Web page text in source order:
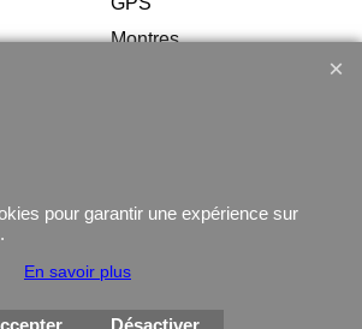
Montres
Boutique en ligne créés
avec le logiciel
pour garantir une expérience sur
En savoir plus
Désactiver